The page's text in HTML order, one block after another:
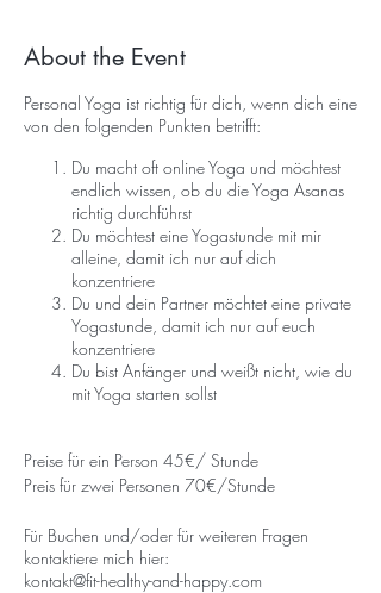
About the Event
Personal Yoga ist richtig für dich, wenn dich eine
von den folgenden Punkten betrifft:
Du macht oft online Yoga und möchtest
endlich wissen, ob du die Yoga Asanas
richtig durchführst
Du möchtest eine Yogastunde mit mir
alleine, damit ich nur auf dich
konzentriere
Du und dein Partner möchtet eine private
Yogastunde, damit ich nur auf euch
konzentriere
Du bist Anfänger und weißt nicht, wie du
mit Yoga starten sollst
Preise für ein Person 45€/ Stunde
Preis für zwei Personen 70€/Stunde
Für Buchen und/oder für weiteren Fragen
kontaktiere mich hier:
kontakt@fit-healthy-and-happy.com